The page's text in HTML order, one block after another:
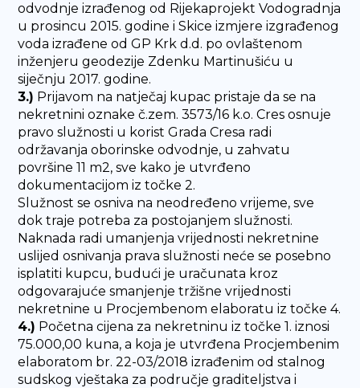
odvodnje izrađenog od Rijekaprojekt Vodogradnja
u prosincu 2015. godine i Skice izmjere izgrađenog
voda izrađene od GP Krk d.d. po ovlaštenom
inženjeru geodezije Zdenku Martinušiću u
siječnju 2017. godine.
3.) Prijavom na natječaj kupac pristaje da se na
nekretnini oznake č.zem. 3573/16 k.o. Cres osnuje
pravo služnosti u korist Grada Cresa radi
održavanja oborinske odvodnje, u zahvatu
površine 11 m2, sve kako je utvrđeno
dokumentacijom iz točke 2.
Služnost se osniva na neodređeno vrijeme, sve
dok traje potreba za postojanjem služnosti.
Naknada radi umanjenja vrijednosti nekretnine
uslijed osnivanja prava služnosti neće se posebno
isplatiti kupcu, budući je uračunata kroz
odgovarajuće smanjenje tržišne vrijednosti
nekretnine u Procjembenom elaboratu iz točke 4.
4.) Početna cijena za nekretninu iz točke 1. iznosi
75.000,00 kuna, a koja je utvrđena Procjembenim
elaboratom br. 22-03/2018 izrađenim od stalnog
sudskog vještaka za područje graditeljstva i